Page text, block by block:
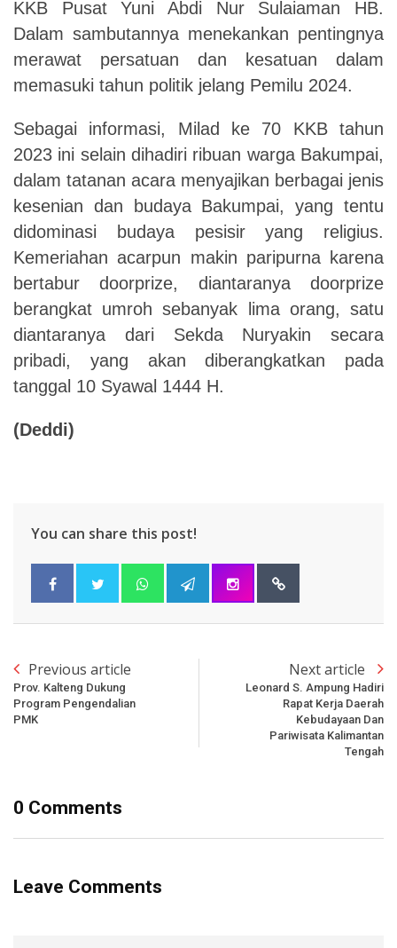
KKB Pusat Yuni Abdi Nur Sulaiaman HB.
Dalam sambutannya menekankan pentingnya
merawat persatuan dan kesatuan dalam
memasuki tahun politik jelang Pemilu 2024.
Sebagai informasi, Milad ke 70 KKB tahun
2023 ini selain dihadiri ribuan warga Bakumpai,
dalam tatanan acara menyajikan berbagai jenis
kesenian dan budaya Bakumpai, yang tentu
didominasi budaya pesisir yang religius.
Kemeriahan acarpun makin paripurna karena
bertabur doorprize, diantaranya doorprize
berangkat umroh sebanyak lima orang, satu
diantaranya dari Sekda Nuryakin secara
pribadi, yang akan diberangkatkan pada
tanggal 10 Syawal 1444 H.
(Deddi)
You can share this post!
Previous article
Prov. Kalteng Dukung
Program Pengendalian
PMK
Next article
Leonard S. Ampung Hadiri
Rapat Kerja Daerah
Kebudayaan Dan
Pariwisata Kalimantan
Tengah
0 Comments
Leave Comments